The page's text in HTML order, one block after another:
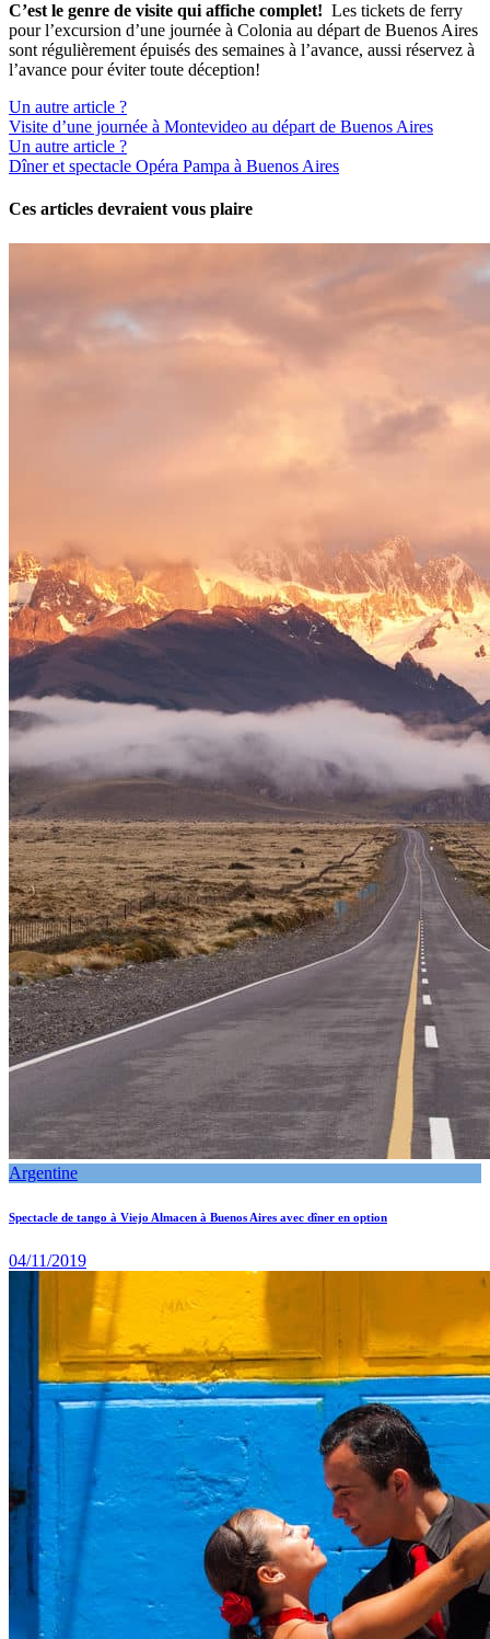
C’est le genre de visite qui affiche complet! Les tickets de ferry
pour l’excursion d’une journée à Colonia au départ de Buenos Aires
sont régulièrement épuisés des semaines à l’avance, aussi réservez à
l’avance pour éviter toute déception!
Un autre article ?
Visite d’une journée à Montevideo au départ de Buenos Aires
Un autre article ?
Dîner et spectacle Opéra Pampa à Buenos Aires
Ces articles devraient vous plaire
Argentine
Spectacle de tango à Viejo Almacen à Buenos Aires avec dîner en option
04/11/2019